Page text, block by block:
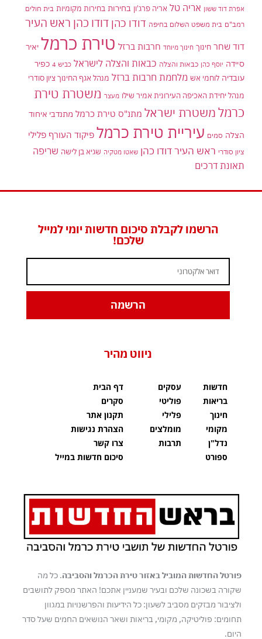
אפרת דוד ששון אריה טל אריה פרג'ון בחירות בחירות מקומיות בית חולים
רמב"ם בית משפט השלום בחיפה דודו כהן דודו כהן ראש העיר
דוד שחר חינוך חינוך מיוחד חרבות ברזל טירת כרמל יאיר
סיידה יוסף כהן כבאות והצלה כבאות והצלה לישראל כביש 4
כפיר
עובדיה לוחמי אש מלחמת חרבות ברזל מנהל אגף החינוך ציון סודרי
מנהל יחידת האכיפה העירונית אמיר שילו מעצר משטרת טירת
כרמלמשטרת ישראל מתנ"ס טירת כרמל מתנדבי איחוד
הצלה סמים עיריית טירת כרמל פיקוד העורף פלילי
ציון סודרי ראש העיר דודו כהן שאטו מטקיה שגיא בן לישה שריפה
תאונת דרכים
הרשמו לקבלת סיכום חדשות יומי למייל
שלכם!
הרשמה
ניווט מהיר
חדשות
בריאות
חינוך
מקומי
נדל"ן
ספורט
עסקים
פוליטי
פלילי
מומלצים
תרבות
דף הבית
סקרים
תקנון אתר
הצהרת נגישות
צרו קשר
סיכום חדשות במייל
פורטל החדשות המוביל באזור טירת הכרמל והסביבה. כל מה
שקורה בשכונה שלכם ובעיר שמעניין אתכם! האתר מספק לתושבים
ולציבור מבזקים מסביב לשעון: כל הידיעות והפרשנויות במגוון
תחומים: פוליטיקה, מקומי, בריאות ושאר הנושאים החמים שעל סדר
היום.